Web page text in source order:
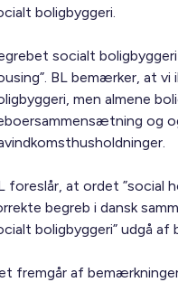
boligbyggeri.
socialt
BL bemærker, at vi
men almene
og
foreslår, at ordet ”social
begreb i dansk
boligbyggeri” udgå af
fremgår af